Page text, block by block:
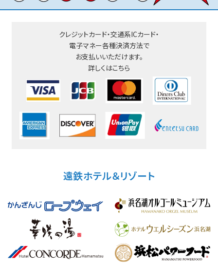
クレジットカード・交通系ICカード・
電子マネー各種決済方法で
お支払いいただけます。
詳しくはこちら
遠鉄ホテル＆リゾート